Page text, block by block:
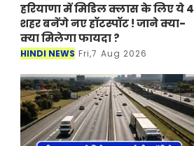
हरियाणा में मिडिल क्लास के लिए ये 4
शहर बनेंगे नए हॉटस्पॉट ! जाने क्या-
क्या मिलेगा फायदा ?
HINDI NEWS Fri,7 Aug 2026